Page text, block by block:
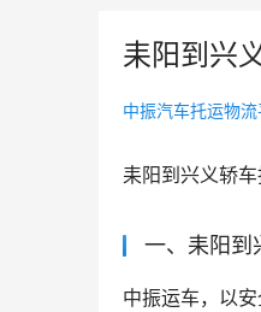
耒阳到兴
中振汽车托运物流
耒阳到兴义轿
一、耒阳到
中振运车，以